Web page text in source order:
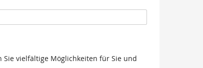
vielfältige Möglichkeiten für Sie und